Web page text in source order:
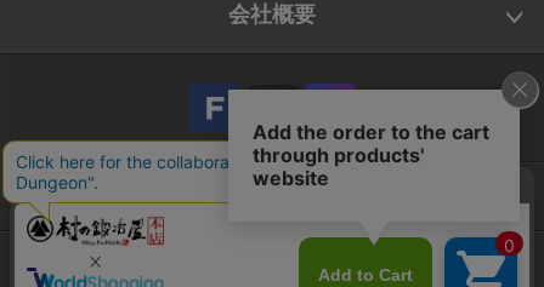
会社概要
会社概要
お問い合わせ